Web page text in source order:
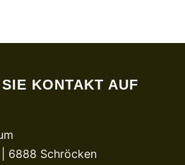
KONTAKT AUF
6888 Schröcken